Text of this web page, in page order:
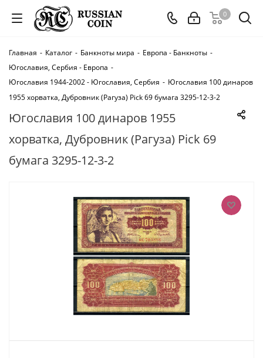
0
Главная - Каталог - Банкноты мира - Европа - Банкноты -
Югославия, Сербия - Европа -
Югославия 1944-2002 - Югославия, Сербия - Югославия 100 динаров
1955 хорватка, Дубровник (Рагуза) Pick 69 бумага 3295-12-3-2
Югославия 100 динаров 1955
хорватка, Дубровник (Рагуза) Pick 69
бумага 3295-12-3-2